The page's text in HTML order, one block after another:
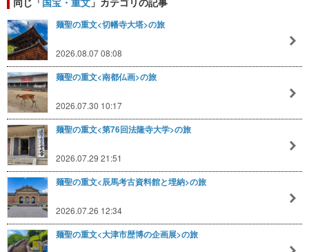
麺聖の重文<切幡寺大塔>の旅
2026.08.07 08:08
麺聖の重文<南都仏画>の旅
2026.07.30 10:17
麺聖の重文<第76回法隆寺大学>の旅
2026.07.29 21:51
麺聖の重文<辰馬考古資料館と埋納>の旅
2026.07.26 12:34
麺聖の重文<大津市歴博の企画展>の旅